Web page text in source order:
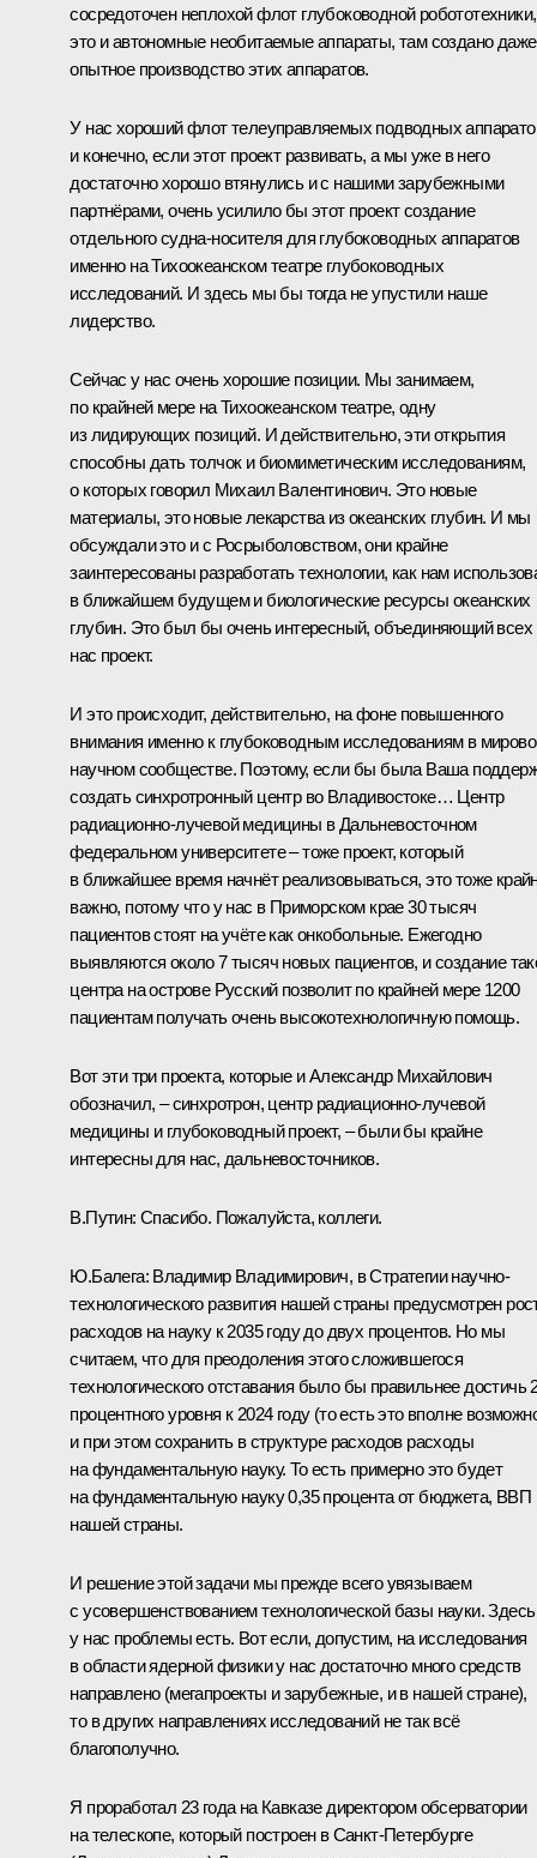
сосредоточен неплохой флот глубоководной робототехники,
это и автономные необитаемые аппараты, там создано даже
опытное производство этих аппаратов.
У нас хороший флот телеуправляемых подводных
и конечно, если этот проект развивать, а мы уже в него
достаточно хорошо втянулись и с нашими зарубежными
партнёрами, очень усилило бы этот проект создание
отдельного судна-носителя для глубоководных аппаратов
именно на Тихоокеанском театре глубоководных
исследований. И здесь мы бы тогда не упустили наше
лидерство.
Сейчас у нас очень хорошие позиции. Мы занимаем,
по крайней мере на Тихоокеанском театре, одну
из лидирующих позиций. И действительно, эти открытия
способны дать толчок и биомиметическим исследованиям,
о которых говорил Михаил Валентинович. Это новые
материалы, это новые лекарства из океанских глубин. И мы
обсуждали это и с Росрыболовством, они крайне
заинтересованы разработать технологии, как нам
в ближайшем будущем и биологические ресурсы океанских
глубин. Это был бы очень интересный, объединяющий всех
нас проект.
И это происходит, действительно, на фоне повышенного
внимания именно к глубоководным исследованиям в
научном сообществе. Поэтому, если бы была Ваша
создать синхротронный центр во Владивостоке… Центр
радиационно-лучевой медицины в Дальневосточном
федеральном университете – тоже проект, который
в ближайшее время начнёт реализовываться, это тоже
важно, потому что у нас в Приморском крае 30 тысяч
пациентов стоят на учёте как онкобольные. Ежегодно
выявляются около 7 тысяч новых пациентов, и создание
центра на острове Русский позволит по крайней мере 1200
пациентам получать очень высокотехнологичную помощь.
Вот эти три проекта, которые и Александр Михайлович
обозначил, – синхротрон, центр радиационно-лучевой
медицины и глубоководный проект, – были бы крайне
интересны для нас, дальневосточников.
В.Путин: Спасибо. Пожалуйста, коллеги.
Ю.Балега: Владимир Владимирович, в Стратегии научно-
технологического развития нашей страны предусмотрен
расходов на науку к 2035 году до двух процентов. Но мы
считаем, что для преодоления этого сложившегося
технологического отставания было бы правильнее достичь
процентного уровня к 2024 году (то есть это вполне
и при этом сохранить в структуре расходов расходы
на фундаментальную науку. То есть примерно это будет
на фундаментальную науку 0,35 процента от бюджета, ВВП
нашей страны.
И решение этой задачи мы прежде всего увязываем
с усовершенствованием технологической базы науки. Здесь
у нас проблемы есть. Вот если, допустим, на исследования
в области ядерной физики у нас достаточно много средств
направлено (мегапроекты и зарубежные, и в нашей стране),
то в других направлениях исследований не так всё
благополучно.
Я проработал 23 года на Кавказе директором обсерватории
на телескопе, который построен в Санкт-Петербурге